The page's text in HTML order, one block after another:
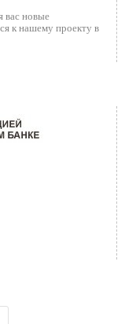
вас новые
к нашему проекту в